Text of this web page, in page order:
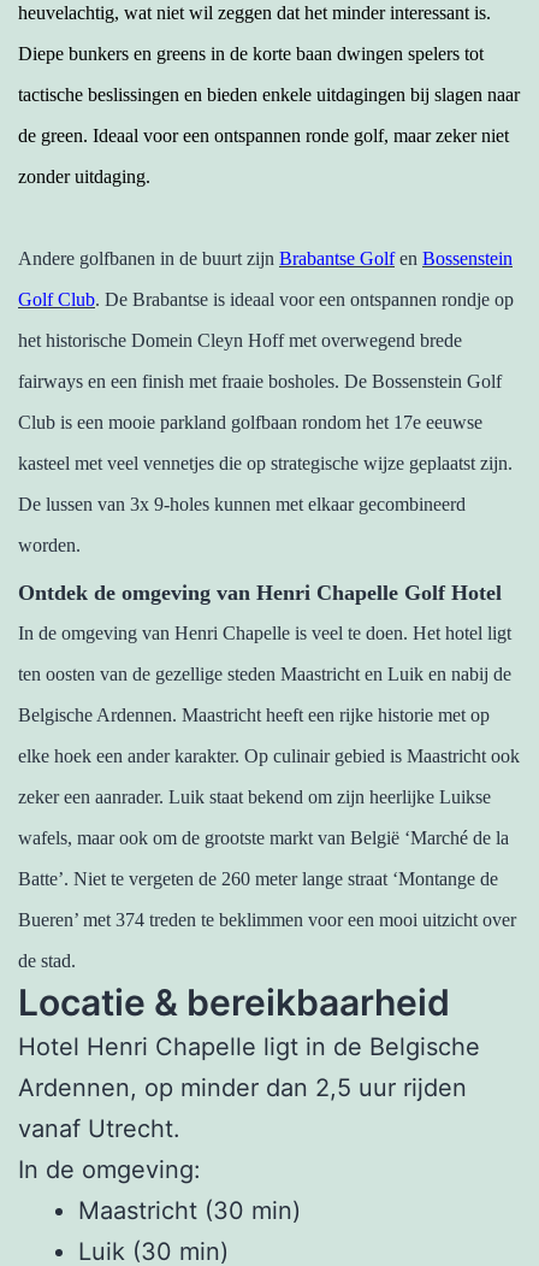
heuvelachtig, wat niet wil zeggen dat het minder interessant is.
Diepe bunkers en greens in de korte baan dwingen spelers tot
tactische beslissingen en bieden enkele uitdagingen bij slagen naar
de green. Ideaal voor een ontspannen ronde golf, maar zeker niet
zonder uitdaging.
Andere golfbanen in de buurt zijn Brabantse Golfen Bossenstein
Golf Club. De Brabantse is ideaal voor een ontspannen rondje op
het historische Domein Cleyn Hoff met overwegend brede
fairways en een finish met fraaie bosholes. De Bossenstein Golf
Club is een mooie parkland golfbaan rondom het 17e eeuwse
kasteel met veel vennetjes die op strategische wijze geplaatst zijn.
De lussen van 3x 9-holes kunnen met elkaar gecombineerd
worden.
Ontdek de omgeving van Henri Chapelle Golf Hotel
In de omgeving van Henri Chapelle is veel te doen. Het hotel ligt
ten oosten van de gezellige steden Maastricht en Luik en nabij de
Belgische Ardennen. Maastricht heeft een rijke historie met op
elke hoek een ander karakter. Op culinair gebied is Maastricht ook
zeker een aanrader. Luik staat bekend om zijn heerlijke Luikse
wafels, maar ook om de grootste markt van België ‘Marché de la
Batte’. Niet te vergeten de 260 meter lange straat ‘Montange de
Bueren’ met 374 treden te beklimmen voor een mooi uitzicht over
de stad.
Locatie & bereikbaarheid
Hotel Henri Chapelle ligt in de Belgische
Ardennen, op minder dan 2,5 uur rijden
vanaf Utrecht.
In de omgeving:
Maastricht (30 min)
Luik (30 min)